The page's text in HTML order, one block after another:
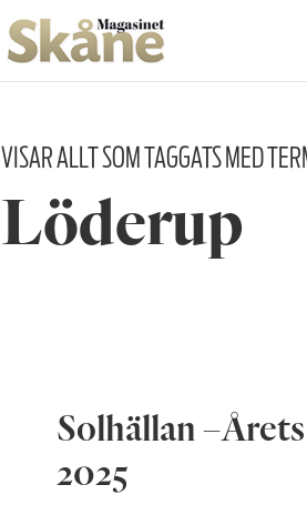
VISAR ALLT SOM TAGGATS MED
Löderup
Solhällan
2025